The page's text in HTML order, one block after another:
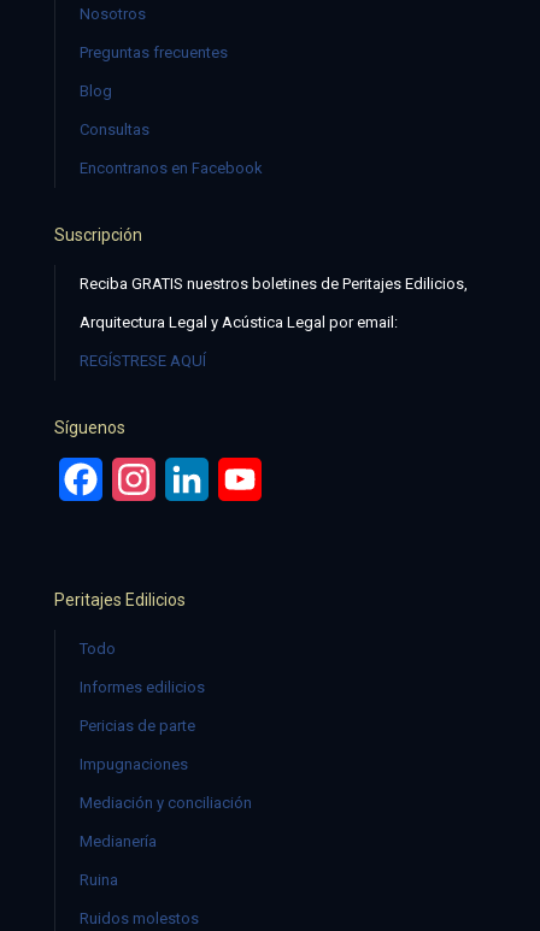
Nosotros
Preguntas frecuentes
Blog
Consultas
Encontranos en Facebook
Suscripción
Reciba GRATIS nuestros boletines de Peritajes Edilicios,
Arquitectura Legal y Acústica Legal por email:
REGÍSTRESE AQUÍ
Síguenos
FacebookInstagramLinkedIn
Peritajes Edilicios
Todo
Informes edilicios
Pericias de parte
Impugnaciones
Mediación y conciliación
Medianería
Ruina
Ruidos molestos